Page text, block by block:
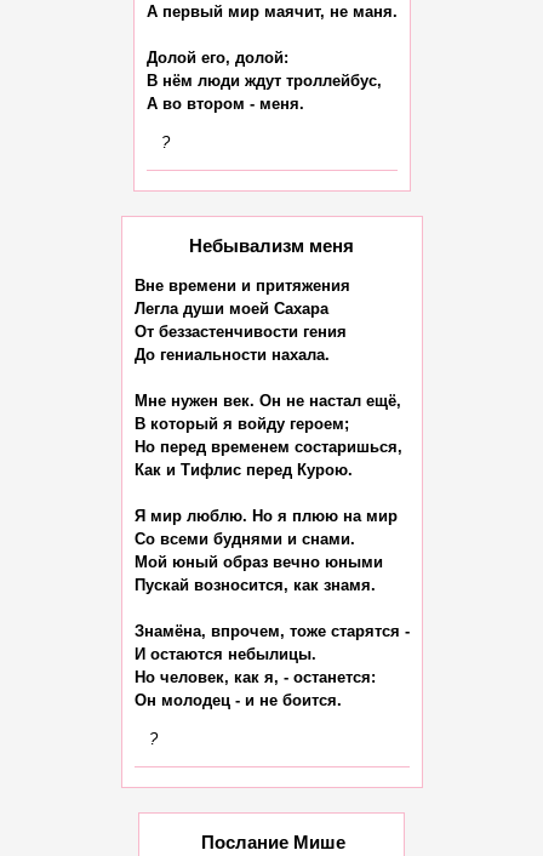
А первый мир маячит, не маня.
Долой его, долой:
В нём люди ждут троллейбус,
?
Небывализм меня
Вне времени и притяжения
Легла души моей Сахара
От беззастенчивости гения
До гениальности нахала.
Мне нужен век. Он не настал ещё,
В который я войду героем;
Но перед временем состаришься,
Как и Тифлис перед Курою.
Я мир люблю. Но я плюю на мир
Со всеми буднями и снами.
Мой юный образ вечно юными
Пускай возносится, как знамя.
Знамёна, впрочем, тоже старятся -
И остаются небылицы.
Но человек, как я, - останется:
?
Послание Мише